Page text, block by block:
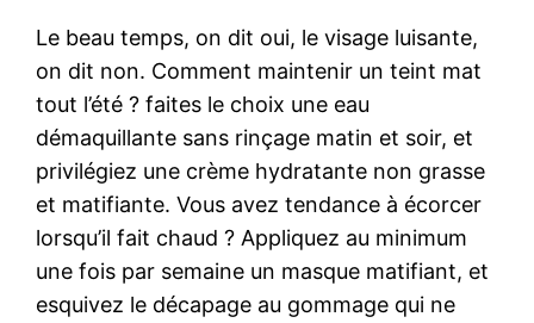
Le beau temps, on dit oui, le visage luisante,
on dit non. Comment maintenir un teint mat
tout l’été ? faites le choix une eau
démaquillante sans rinçage matin et soir, et
privilégiez une crème hydratante non grasse
et matifiante. Vous avez tendance à écorcer
lorsqu’il fait chaud ? Appliquez au minimum
une fois par semaine un masque matifiant, et
esquivez le décapage au gommage qui ne